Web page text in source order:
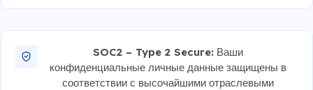
SOC2 – Type 2 Secure: Ваши
конфиденциальные личные данные защищены в
соответствии с высочайшими отраслевыми